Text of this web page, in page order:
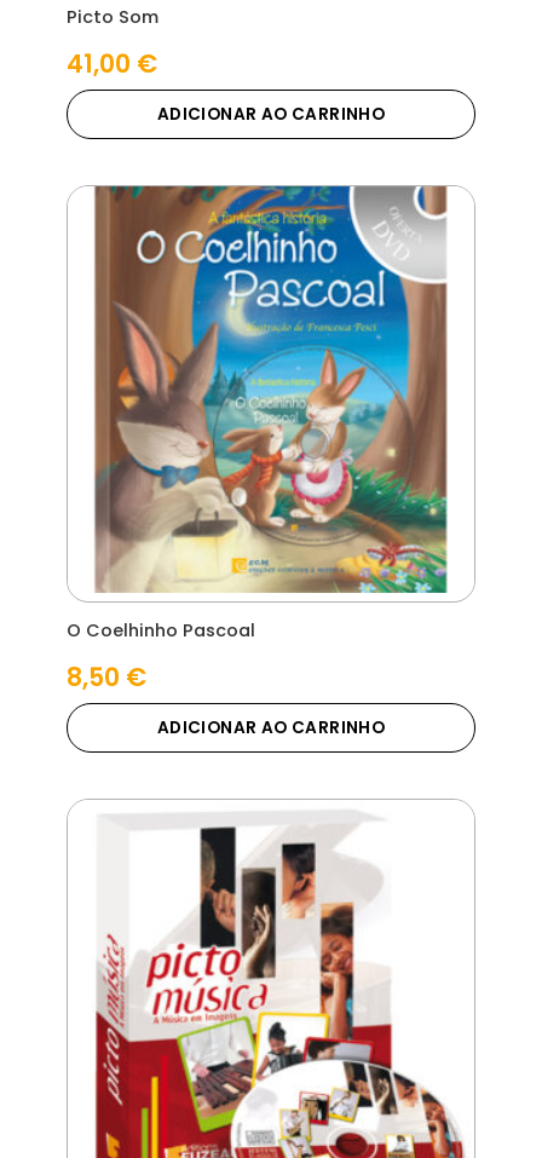
Picto Som
41,00 €
ADICIONAR AO CARRINHO
O Coelhinho Pascoal
8,50 €
ADICIONAR AO CARRINHO